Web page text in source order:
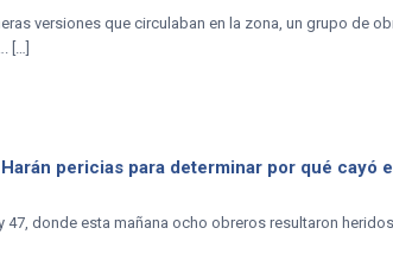
versiones que circulaban en la zona, un grupo de
[…]
pericias para determinar por qué cayó
47, donde esta mañana ocho obreros resultaron